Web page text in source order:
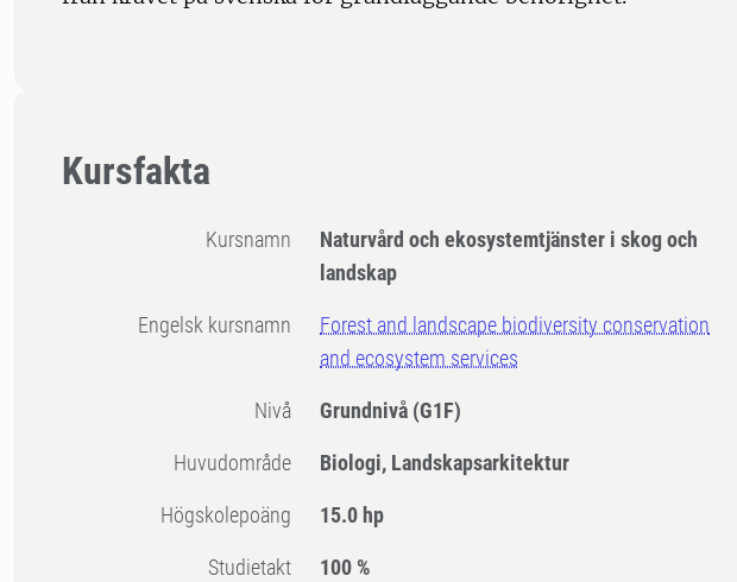
Kursfakta
Kursnamn
Naturvård och ekosystemtjänster i skog och
landskap
Engelsk kursnamn
Forest and landscape biodiversity conservation
and ecosystem services
Nivå Grundnivå (G1F)
Huvudområde Biologi, Landskapsarkitektur
högskolepoäng 15.0 hp
Studietakt 100 %